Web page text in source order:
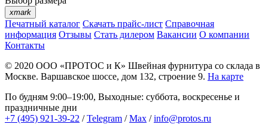
xmark
Печатный каталог Скачать прайс-лист Справочная
информация Отзывы Стать дилером Вакансии О компании
Контакты
© 2020 ООО «ПРОТОС и К» Швейная фурнитура со склада в
Москве. Варшавское шоссе, дом 132, строение 9. На карте
По будням 9:00–19:00, Выходные: суббота, воскресенье и
праздничные дни
+7 (495) 921-39-22 /Telegram /Max /info@protos.ru